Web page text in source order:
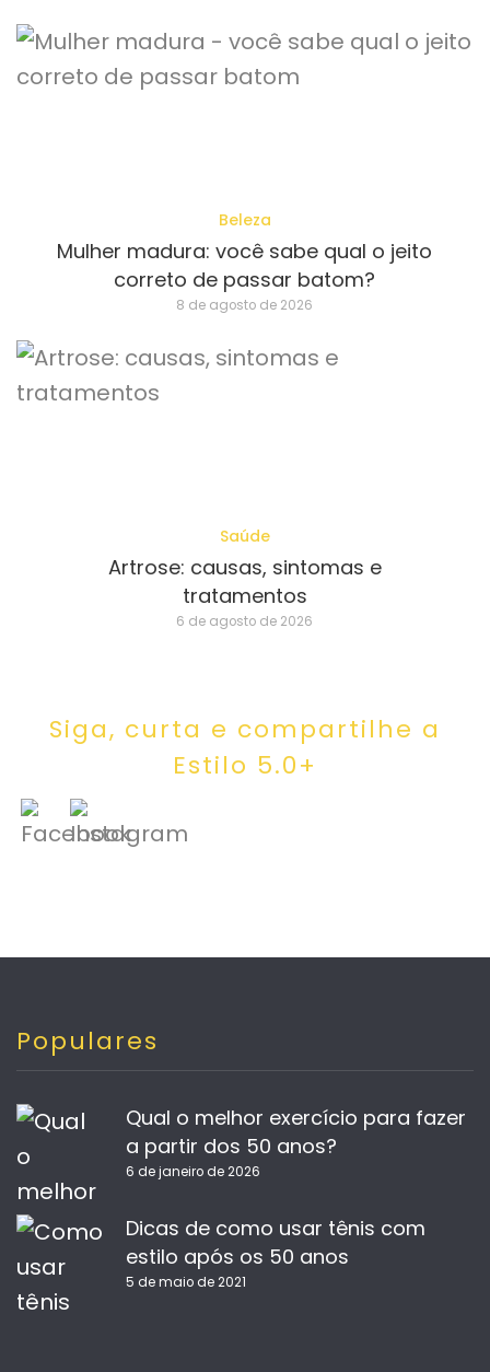
Beleza
Mulher madura: você sabe qual o jeito
correto de passar batom?
8 de agosto de 2026
Saúde
Artrose: causas, sintomas e
tratamentos
6 de agosto de 2026
Siga, curta e compartilhe a
Estilo 5.0+
Populares
Qual o melhor exercício para fazer
a partir dos 50 anos?
6 de janeiro de 2026
Dicas de como usar tênis com
estilo após os 50 anos
5 de maio de 2021